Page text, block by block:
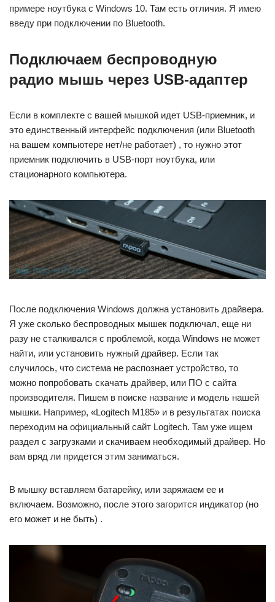
примере ноутбука с Windows 10. Там есть отличия. Я имею
введу при подключении по Bluetooth.
Подключаем беспроводную
радио мышь через USB-адаптер
Если в комплекте с вашей мышкой идет USB-приемник, и
это единственный интерфейс подключения (или Bluetooth
на вашем компьютере нет/не работает) , то нужно этот
приемник подключить в USB-порт ноутбука, или
стационарного компьютера.
После подключения Windows должна установить драйвера.
Я уже сколько беспроводных мышек подключал, еще ни
разу не сталкивался с проблемой, когда Windows не может
найти, или установить нужный драйвер. Если так
случилось, что система не распознает устройство, то
можно попробовать скачать драйвер, или ПО с сайта
производителя. Пишем в поиске название и модель нашей
мышки. Например, «Logitech M185» и в результатах поиска
переходим на официальный сайт Logitech. Там уже ищем
раздел с загрузками и скачиваем необходимый драйвер. Но
вам вряд ли придется этим заниматься.
В мышку вставляем батарейку, или заряжаем ее и
включаем. Возможно, после этого загорится индикатор (но
его может и не быть) .